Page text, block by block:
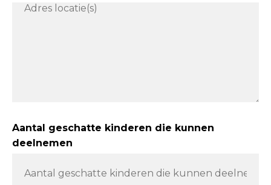
Aantal geschatte kinderen die kunnen
deelnemen